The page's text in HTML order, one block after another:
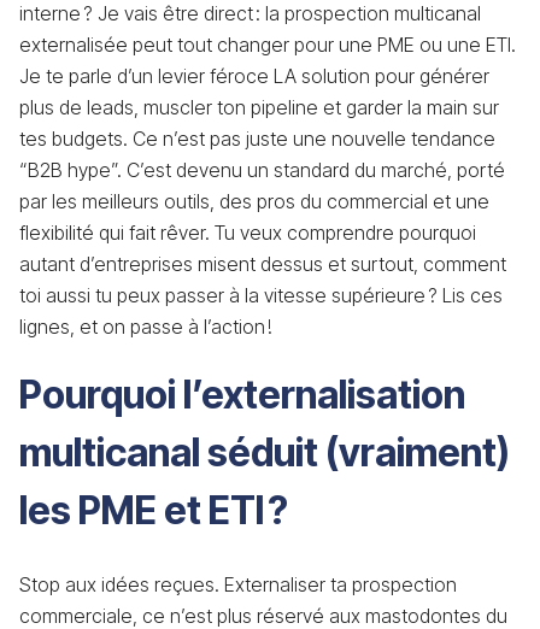
interne ? Je vais être direct : la prospection multicanal
externalisée peut tout changer pour une PME ou une ETI.
Je te parle d’un levier féroce LA solution pour générer
plus de leads, muscler ton pipeline et garder la main sur
tes budgets. Ce n’est pas juste une nouvelle tendance
“B2B hype”. C’est devenu un standard du marché, porté
par les meilleurs outils, des pros du commercial et une
flexibilité qui fait rêver. Tu veux comprendre pourquoi
autant d’entreprises misent dessus et surtout, comment
toi aussi tu peux passer à la vitesse supérieure ? Lis ces
lignes, et on passe à l’action !
Pourquoi l’externalisation
multicanal séduit (vraiment)
les PME et ETI ?
Stop aux idées reçues. Externaliser ta prospection
commerciale, ce n’est plus réservé aux mastodontes du